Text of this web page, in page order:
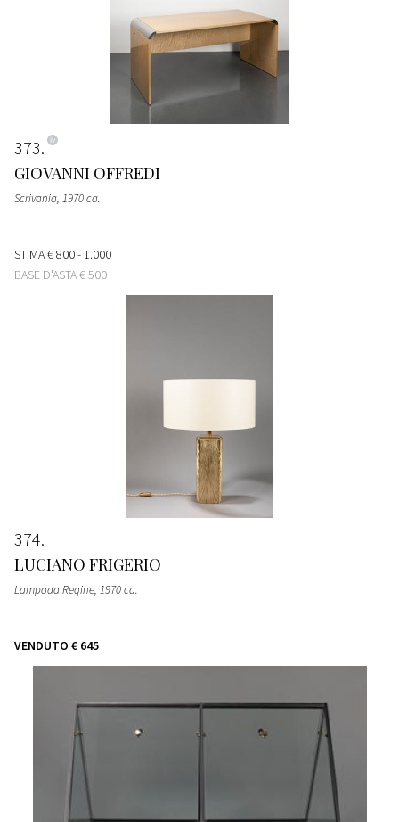
373
GIOVANNI OFFREDI
Scrivania, 1970 ca.
STIMA€ 800 - 1.000
BASE D'ASTA€ 500
374
LUCIANO FRIGERIO
Lampada Regine, 1970 ca.
VENDUTO € 645